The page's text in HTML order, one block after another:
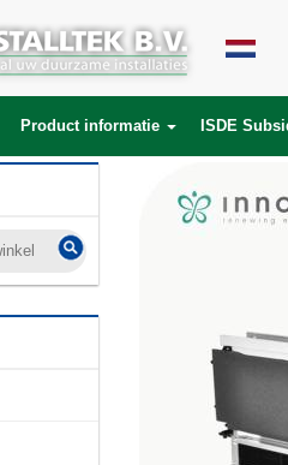
Product informatie ISDE